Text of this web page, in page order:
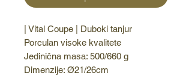
| Vital Coupe | Duboki tanjur
Porculan visoke kvalitete
Jedinična masa: 500/660 g
Dimenzije: Ø21/26cm